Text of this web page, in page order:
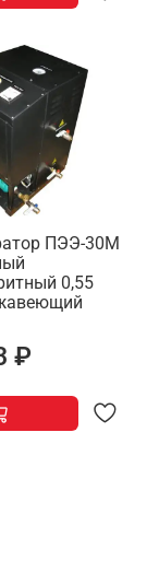
ПЭЭ-30М
0,55
₽